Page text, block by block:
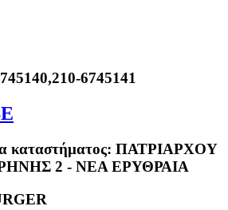
6745141
καταστήματος: ΠΑΤΡΙΑΡΧΟΥ
2 - ΝΕΑ ΕΡΥΘΡΑΙΑ